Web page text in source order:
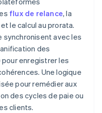
flux de relance, la
le calcul au prorata.
avec les
des
enregistrer les
Une logique
pour remédier aux
des cycles de paie ou
clients.